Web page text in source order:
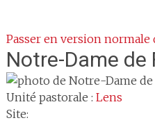
Passer en version normale
Notre-Dame de
Unité pastorale : Lens
Site: